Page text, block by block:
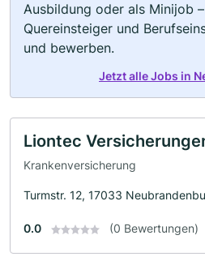
Ausbildung oder als Minijob
Quereinsteiger und
und bewerben.
Jetzt alle Jobs in
Liontec
Krankenversicherung
Turmstr. 12, 17033
0.0 (0 Bewertungen)